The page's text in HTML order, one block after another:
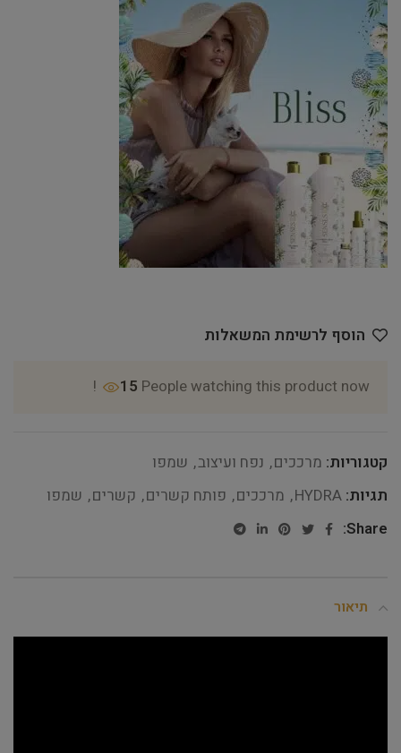
הוסף לרשימת המשאלות
15 People watching this product now!
קטגוריות: מרככים, נפח ועיצוב, שמפו
תגיות: HYDRA
, מרככים, פותח קשרים, קשרים, שמפו
Share:
תיאור